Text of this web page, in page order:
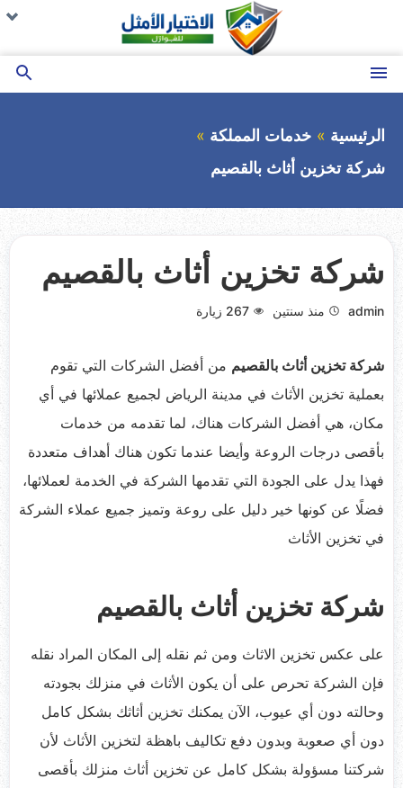
المحتوى
القائمة
بحث
الرئيسية
خدمات المملكة
شركة تخزين أثاث بالقصيم
شركة تخزين أثاث بالقصيم
admin منذ سنتين 267 زيارة
شركة تخزين أثاث بالقصيم من أفضل الشركات التي تقوم
بعملية تخزين الأثاث في مدينة الرياض لجميع عملائها في أي
مكان، هي أفضل الشركات هناك، لما تقدمه من خدمات
بأقصى درجات الروعة وأيضا عندما تكون هناك أهداف متعددة
فهذا يدل على الجودة التي تقدمها الشركة في الخدمة لعملائها،
فضلًا عن كونها خير دليل على روعة وتميز جميع عملاء الشركة
في تخزين الأثاث
شركة تخزين أثاث بالقصيم
على عكس تخزين الاثاث ومن ثم نقله إلى المكان المراد نقله
فإن الشركة تحرص على أن يكون الأثاث في منزلك بجودته
وحالته دون أي عيوب، الآن يمكنك تخزين أثاثك بشكل كامل
دون أي صعوبة وبدون دفع تكاليف باهظة لتخزين الأثاث لأن
شركتنا مسؤولة بشكل كامل عن تخزين أثاث منزلك بأقصى